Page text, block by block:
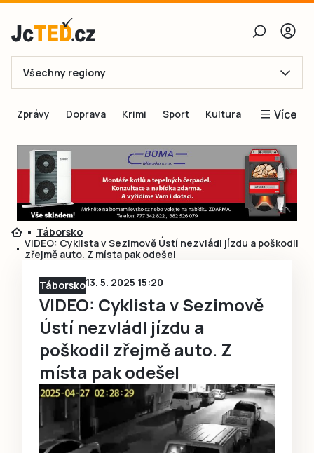
E-mail
Obnovit heslo
Přihlásit se
Přihlásit se přes Facebook
Ještě nemám účet, chci se
Všechny regiony
Zprávy Doprava Krimi Sport Kultura Více
Blogy
Inspirace
Čtenáři píší
Speciální přílohy
Táborsko
VIDEO: Cyklista v Sezimově Ústí nezvládl jízdu a poškodil
zřejmě auto. Z místa pak odešel
Táborsko13. 5. 2025 15:20
VIDEO: Cyklista v Sezimově
Ústí nezvládl jízdu a
poškodil zřejmě auto. Z
místa pak odešel